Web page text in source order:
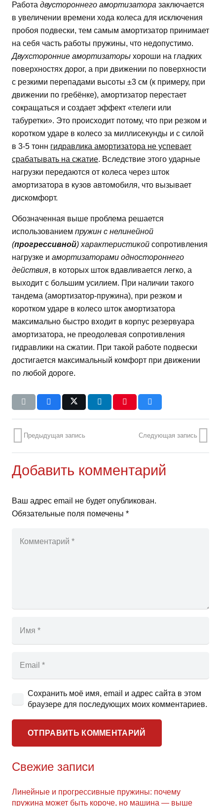
Работа двустороннего амортизатора заключается
в увеличении времени хода колеса для исключения
пробоя подвески, тем самым амортизатор принимает
на себя часть работы пружины, что недопустимо.
Двухсторонние амортизаторы хороши на гладких
поверхностях дорог, а при движении по поверхности
с резкими перепадами высоты ±3 см (к примеру, при
движении по гребёнке), амортизатор перестает
сокращаться и создает эффект «телеги или
табуретки». Это происходит потому, что при резком и
коротком ударе в колесо за миллисекунды и с силой
в 3-5 тонн гидравлика амортизатора не успевает
срабатывать на сжатие. Вследствие этого ударные
нагрузки передаются от колеса через шток
амортизатора в кузов автомобиля, что вызывает
дискомфорт.
Обозначенная выше проблема решается
использованием пружин с нелинейной
(прогрессивной) характеристикой сопротивления
нагрузке и амортизаторами одностороннего
действия, в которых шток вдавливается легко, а
выходит с большим усилием. При наличии такого
тандема (амортизатор-пружина), при резком и
коротком ударе в колесо шток амортизатора
максимально быстро входит в корпус резервуара
амортизатора, не преодолевая сопротивления
гидравлики на сжатии. При такой работе подвески
достигается максимальный комфорт при движении
по любой дороге.
Предыдущая запись Следующая запись
Добавить комментарий
Ваш адрес email не будет опубликован.
Обязательные поля помечены *
Сохранить моё имя, email и адрес сайта в этом
браузере для последующих моих комментариев.
ОТПРАВИТЬ КОММЕНТАРИЙ
Свежие записи
Линейные и прогрессивные пружины: почему
пружина может быть короче, но машина — выше